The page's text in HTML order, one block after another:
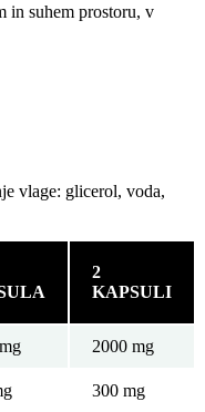
in suhem prostoru, v
vlage: glicerol, voda,
2
KAPSULI
2000 mg
300 mg